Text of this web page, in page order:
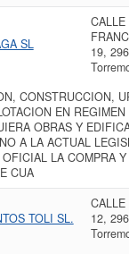
SL
CALLE
19,
CONSTRUCCION,
EN
OBRAS Y
A LA ACTUAL
LA COMPRA
CUA
TOLI SL.
CALLE
12,